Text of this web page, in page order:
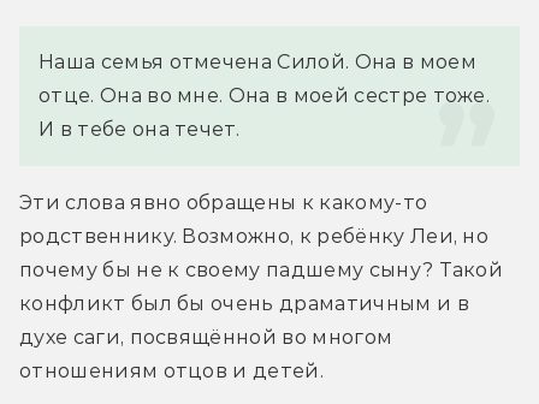
Наша семья отмечена Силой. Она в моем
отце. Она во мне. Она в моей сестре тоже.
И в тебе она течет.
Эти слова явно обращены к какому-то
родственнику. Возможно, к ребёнку Леи, но
почему бы не к своему падшему сыну? Такой
конфликт был бы очень драматичным и в
духе саги, посвящённой во многом
отношениям отцов и детей.